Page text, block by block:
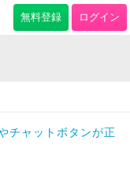
無料登録 ログイン
チャットボタンが正